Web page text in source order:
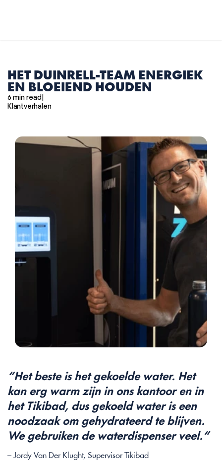
HET DUINRELL-TEAM ENERGIEK
EN BLOEIEND HOUDEN
6 min read|
Klantverhalen
“Het beste is het gekoelde water. Het
kan erg warm zijn in ons kantoor en in
het Tikibad, dus gekoeld water is een
noodzaak om gehydrateerd te blijven.
We gebruiken de waterdispenser veel.“
– Jordy Van Der Klught, Supervisor Tikibad